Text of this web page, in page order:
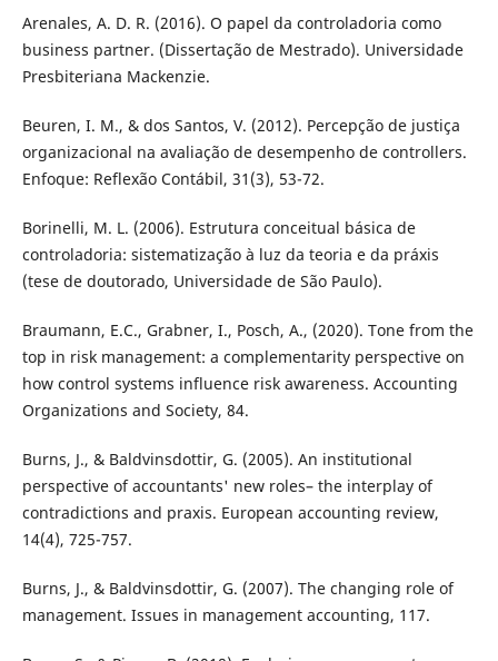
Arenales, A. D. R. (2016). O papel da controladoria como
business partner. (Dissertação de Mestrado). Universidade
Presbiteriana Mackenzie.
Beuren, I. M., & dos Santos, V. (2012). Percepção de justiça
organizacional na avaliação de desempenho de controllers.
Enfoque: Reflexão Contábil, 31(3), 53-72.
Borinelli, M. L. (2006). Estrutura conceitual básica de
controladoria: sistematização à luz da teoria e da práxis
(tese de doutorado, Universidade de São Paulo).
Braumann, E.C., Grabner, I., Posch, A., (2020). Tone from the
top in risk management: a complementarity perspective on
how control systems influence risk awareness. Accounting
Organizations and Society, 84.
Burns, J., & Baldvinsdottir, G. (2005). An institutional
perspective of accountants' new roles– the interplay of
contradictions and praxis. European accounting review,
14(4), 725-757.
Burns, J., & Baldvinsdottir, G. (2007). The changing role of
management. Issues in management accounting, 117.